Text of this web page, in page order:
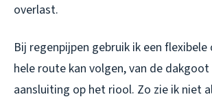
overlast.
Bij regenpijpen gebruik ik een
hele route kan volgen, van de
aansluiting op het riool. Zo zie ik niet